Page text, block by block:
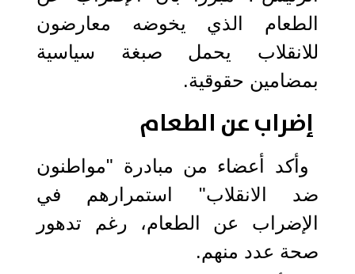
الطعام الذي يخوضه معارضون
للانقلاب يحمل صبغة سياسية
بمضامين حقوقية.
إضراب عن الطعام
وأكد أعضاء من مبادرة "مواطنون
ضد الانقلاب" استمرارهم في
الإضراب عن الطعام، رغم تدهور
صحة عدد منهم.